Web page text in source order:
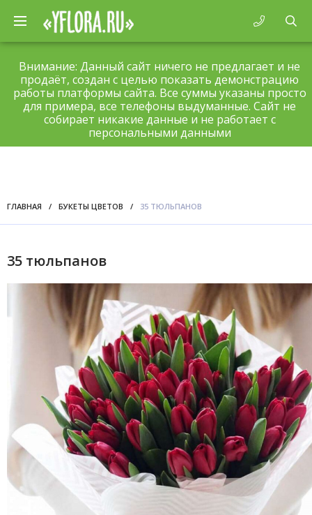
Внимание: Данный сайт ничего не предлагает и не
продаёт, создан с целью показать демонстрацию
работы платформы сайта. Все суммы указаны просто
для примера, все телефоны выдуманные. Сайт не
собирает никакие данные и не работает с
персональными данными
ГЛАВНАЯ / БУКЕТЫ ЦВЕТОВ / 35 ТЮЛЬПАНОВ
35 тюльпанов